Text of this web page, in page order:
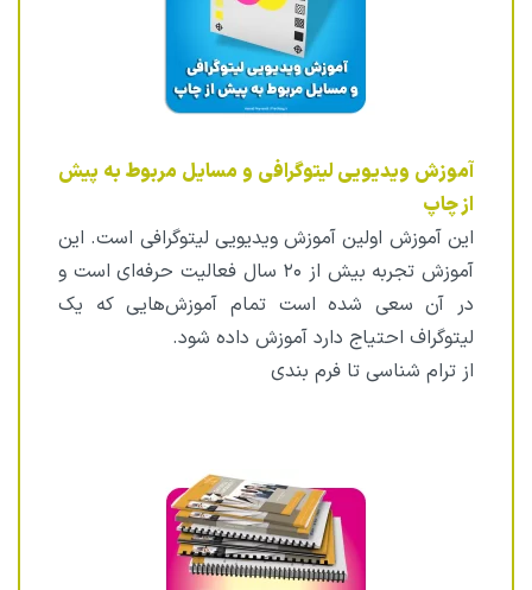
آموزش ویدیویی لیتوگرافی و مسایل مربوط به پیش
از چاپ
این آموزش اولین آموزش ویدیویی لیتوگرافی است. این
آموزش تجربه بیش از ۲۰ سال فعالیت حرفه‌ای است و
در آن سعی شده است تمام آموزش‌هایی که یک
لیتوگراف احتیاج دارد آموزش داده شود.
از ترام شناسی تا فرم بندی